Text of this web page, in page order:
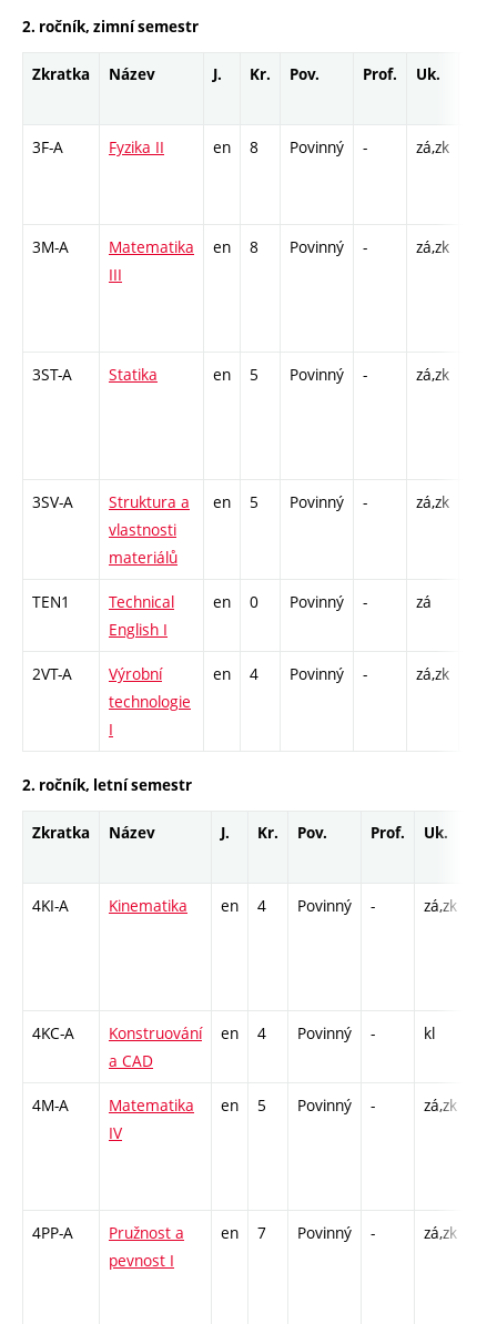
2. ročník, zimní semestr
Zkratka Název J. Kr. Pov. Prof. Uk.
3F-A Fyzika II en 8 Povinný - zá,zk
3M-A
Matematika
III
en 8 Povinný - zá,zk
3ST-A Statika en 5 Povinný - zá,zk
3SV-A
Struktura a
vlastnosti
materiálů
en 5 Povinný - zá,zk
TEN1
Technical
English I
en 0 Povinný - zá
2VT-A
Výrobní
technologie
I
en 4 Povinný - zá,zk
2. ročník, letní semestr
Zkratka Název J. Kr. Pov. Prof. Uk.
4KI-A Kinematika en 4 Povinný - zá,zk
4KC-A
Konstruování
a CAD
en 4 Povinný - kl
4M-A
Matematika
IV
en 5 Povinný - zá,zk
4PP-A
Pružnost a
pevnost I
en 7 Povinný - zá,zk